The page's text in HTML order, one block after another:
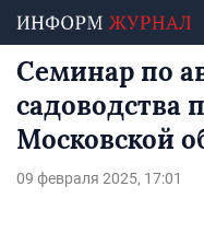
Семинар по
садоводства
Московской
09 февраля 2025, 17:01